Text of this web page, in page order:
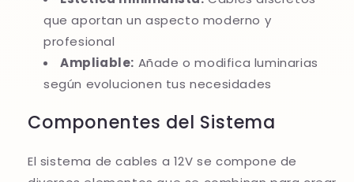
que aportan un aspecto moderno y
profesional
Ampliable: Añade o modifica luminarias
según evolucionen tus necesidades
Componentes del Sistema
El sistema de cables a 12V se compone de